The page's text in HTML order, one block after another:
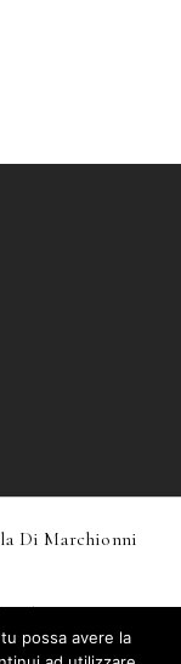
Di Marchionni
Webtoo.it
Vendita
possa avere la